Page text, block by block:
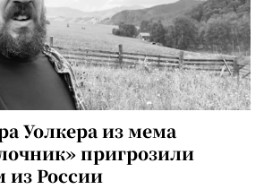
Уолкера из мема
пригрозили
из России